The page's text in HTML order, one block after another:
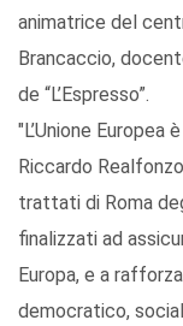
animatrice del
Brancaccio,
de “L’Espresso”.
"L’Unione Europea
Riccardo
trattati di Roma
finalizzati ad
Europa, e a
democratico,